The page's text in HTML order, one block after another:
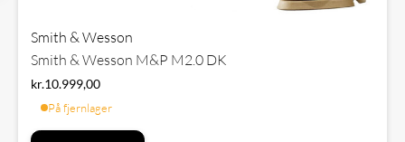
Smith & Wesson
Smith & Wesson M&P M2.0 DK
kr.10.999,00
På fjernlager